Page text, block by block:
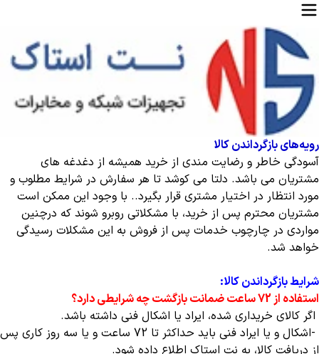
رویه‌های بازگرداندن کالا
آسودگی خاطر و رضایت مندی از خرید همیشه از دغدغه های
مشتریان می باشد. دلتا می کوشد تا هر سفارش در شرایط مطلوب و
مورد انتظار در اختیار مشتری قرار بگیرد.. با وجود این ممکن است
مشتریان محترم پس از خرید، با مشکلاتی روبرو شوند که درچنین
مواردی در چارچوب خدمات پس از فروش به این مشکلات رسیدگی
خواهد شد.
شرایط بازگرداندن کالا:
استفاده از 72 ساعت ضمانت بازگشت چه شرایطی دارد؟
اگر کالای خریداری شده، ایراد یا اشکال فنی داشته باشد.
-اشکال و یا ایراد فنی باید حداکثر تا 72 ساعت و یا سه روز کاری پس
از دریافت کالا، به نت استاک اطلاع داده شود.